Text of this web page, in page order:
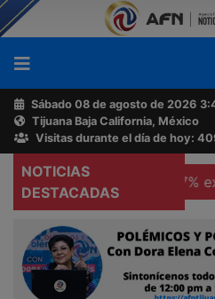
Sábado 08 de agosto de 2026
Tijuana Baja California, México
Visitas durante el día de hoy:
NOTICIAS
DESTACADAS
Se hunden 37%
Buscador
Acerca
de
AFN
Ventas